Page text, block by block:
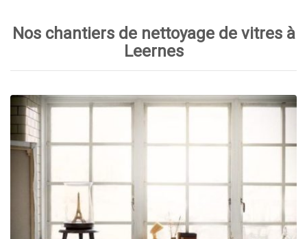
Nos chantiers de nettoyage de vitres à
Leernes